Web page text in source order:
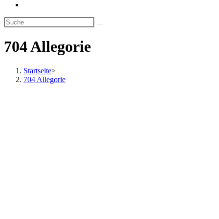
umschalten
704 Allegorie
Startseite>
704 Allegorie